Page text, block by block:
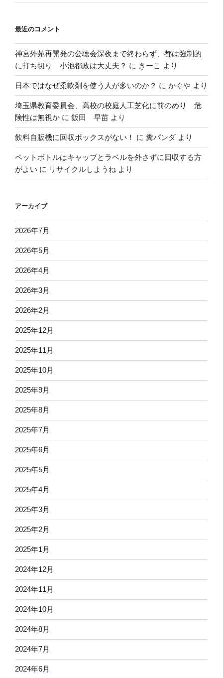
最近のコメント
神宮外苑再開発の公聴会深夜まで終わらず、都は強制的
に打ち切り 小池都政は大丈夫？ に きーこ より
日本ではなぜ柔軟剤を使う人が多いのか？ に かぐや より
埼玉県教育委員会、高校の校庭人工芝化に前のめり 危
険性は無視か に 飯田 早苗 より
飲料自販機に回収ボックスがない！ に 糞パンダ より
ペットボトルはキャップとラベルを外さずに回収する方
がよい に リサイクルしようね より
アーカイブ
2026年7月
2026年5月
2026年4月
2026年3月
2026年2月
2025年12月
2025年11月
2025年10月
2025年9月
2025年8月
2025年7月
2025年6月
2025年5月
2025年4月
2025年3月
2025年2月
2025年1月
2024年12月
2024年11月
2024年10月
2024年8月
2024年7月
2024年6月